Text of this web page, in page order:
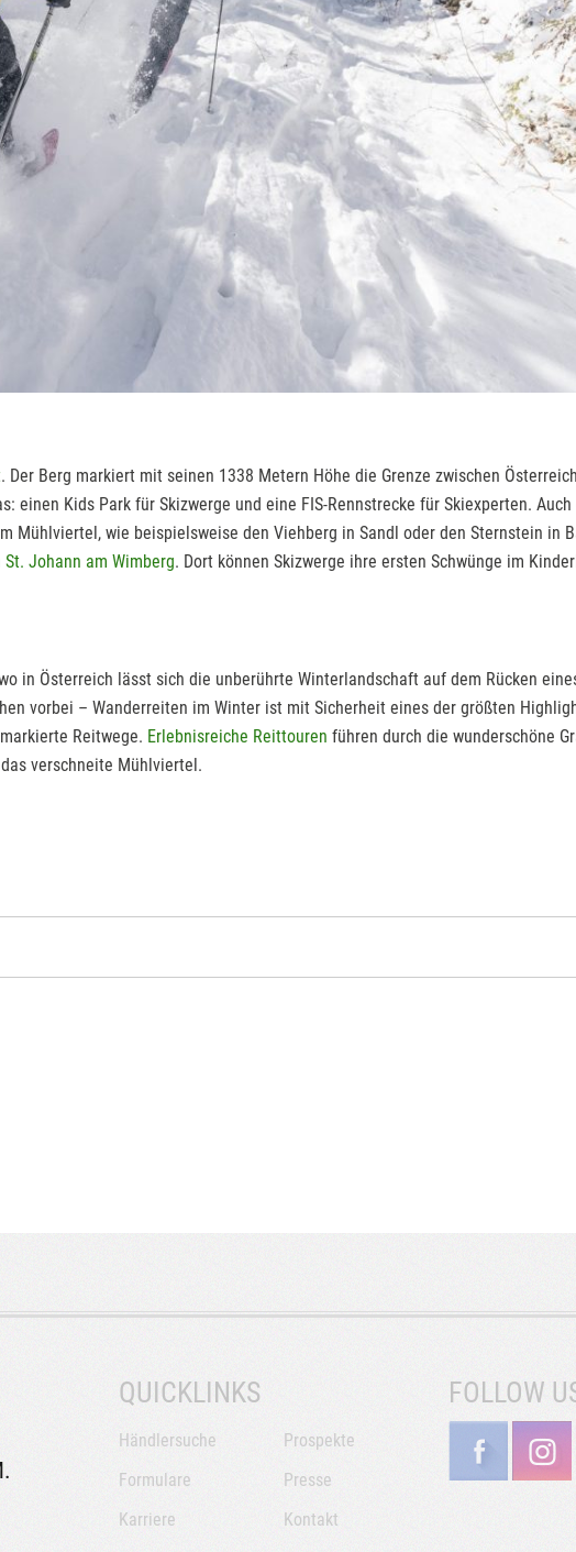
. Der Berg markiert mit seinen 1338 Metern Höhe die Grenze zwischen
Kids Park für Skizwerge und eine FIS-Rennstrecke für Skiexperten.
wie beispielsweise den Viehberg in Sandl oder den Sternstein in
Johann am Wimberg. Dort können Skizwerge ihre ersten Schwünge im
in Österreich lässt sich die unberührte Winterlandschaft auf dem Rücken
vorbei – Wanderreiten im Winter ist mit Sicherheit eines der größten
Reitwege. Erlebnisreiche Reittouren führen durch die wunderschöne
verschneite Mühlviertel.
QUICKLINKS
Händlersuche
Prospekte
Formulare
Presse
Karriere
Kontakt
FOLLOW